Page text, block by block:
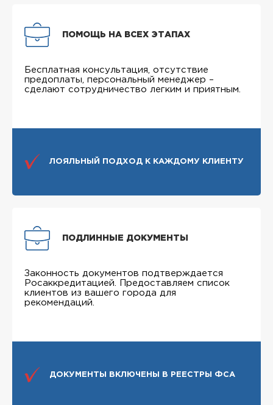
ПОМОЩЬ НА ВСЕХ ЭТАПАХ
Бесплатная консультация, отсутствие
предоплаты, персональный менеджер –
сделают сотрудничество легким и приятным.
ЛОЯЛЬНЫЙ ПОДХОД К КАЖДОМУ КЛИЕНТУ
ПОДЛИННЫЕ ДОКУМЕНТЫ
Законность документов подтверждается
Росаккредитацией. Предоставляем список
клиентов из вашего города для
рекомендаций.
ДОКУМЕНТЫ ВКЛЮЧЕНЫ В РЕЕСТРЫ ФСА